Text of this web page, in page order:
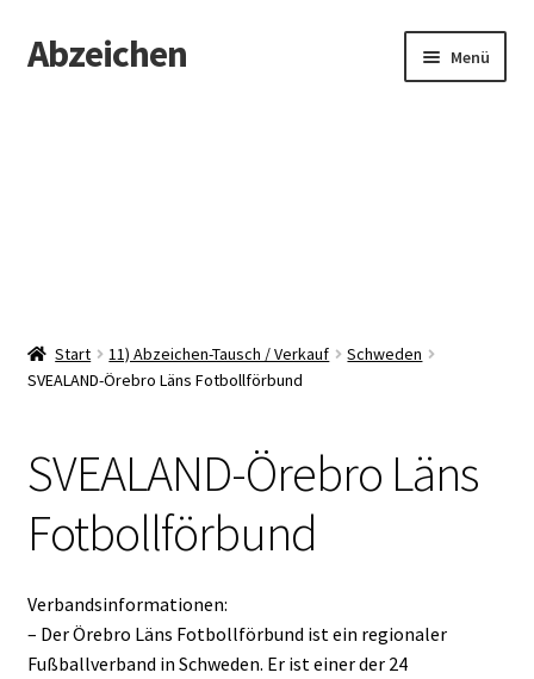
Zur
Navigation
Zum
Inhalt
Abzeichen Menü
Start 11) Abzeichen-Tausch / Verkauf
Schweden
SVEALAND-Örebro Läns Fotbollförbund
SVEALAND-Örebro Läns
Fotbollförbund
Verbandsinformationen:
– Der Örebro Läns Fotbollförbund ist ein regionaler
Fußballverband in Schweden. Er ist einer der 24